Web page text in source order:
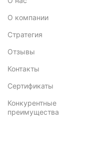
О компании
Стратегия
Отзывы
Контакты
Сертификаты
Конкурентные
преимущества